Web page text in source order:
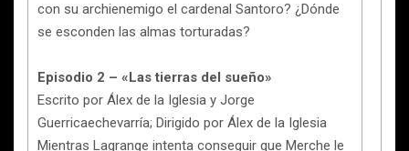
con su archienemigo el cardenal Santoro? ¿Dónde
se esconden las almas torturadas?
Episodio 2 – «Las tierras del sueño»
Escrito por Álex de la Iglesia y Jorge
Guerricaechevarría; Dirigido por Álex de la Iglesia
Mientras Lagrange intenta conseguir que Merche le